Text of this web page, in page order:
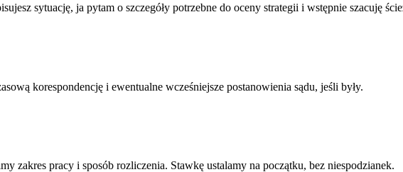
sytuację, ja pytam o szczegóły potrzebne do oceny strategii i wstępnie szacuję
korespondencję i ewentualne wcześniejsze postanowienia sądu, jeśli były.
zakres pracy i sposób rozliczenia. Stawkę ustalamy na początku, bez niespodzianek.